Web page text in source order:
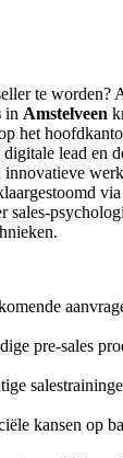
te worden?
in Amstelveen
het
lead en
sales-
pre-sales
kansen op